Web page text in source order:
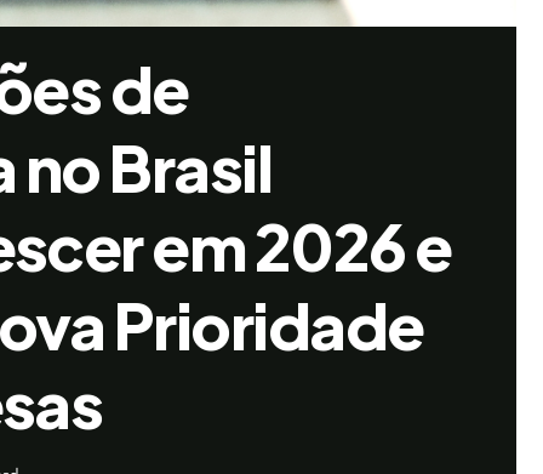
de
no Brasil
em 2026 e
Prioridade